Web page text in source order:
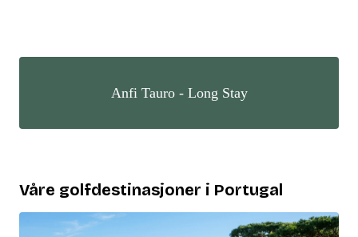
Anfi Tauro - Long Stay
Våre golfdestinasjoner i Portugal